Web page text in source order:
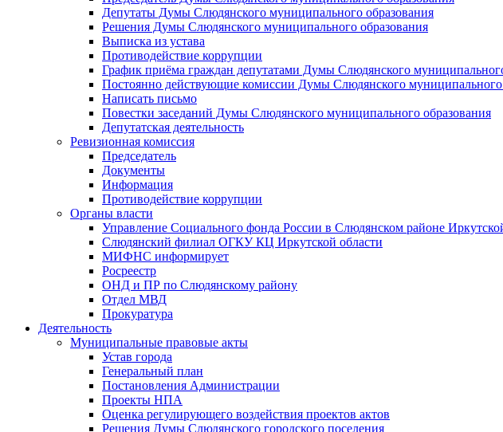
Депутаты Думы Слюдянского муниципального образования
Решения Думы Слюдянского муниципального образования
Выписка из устава
Противодействие коррупции
График приёма граждан депутатами Думы Слюдянского
Постоянно действующие комиссии Думы Слюдянского муниципального
Написать письмо
Повестки заседаний Думы Слюдянского муниципального образования
Депутатская деятельность
Ревизионная комиссия
Председатель
Документы
Информация
Противодействие коррупции
Органы власти
Управление Социального фонда России в Слюдянском районе
Слюдянский филиал ОГКУ КЦ Иркутской области
МИФНС информирует
Росреестр
ОНД и ПР по Слюдянскому району
Отдел МВД
Прокуратура
Деятельность
Муниципальные правовые акты
Устав города
Генеральный план
Постановления Администрации
Проекты НПА
Оценка регулирующего воздействия проектов актов
Решения Думы Слюдянского городского поселения